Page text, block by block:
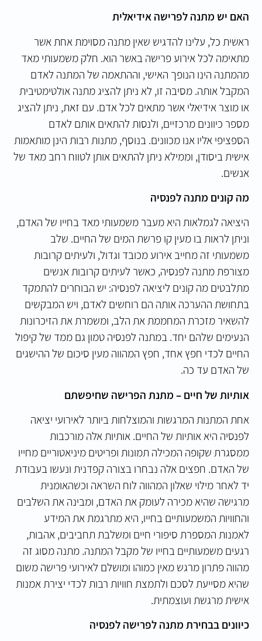
האם יש מתנה לפרישה אידיאלית
ראשית כל, עלינו להדגיש שאין מתנה מסוימת אחת אשר
מתאימה לכל אירוע פרישה באשר הוא. חלק משמעותי מאד
מהמתנה הינו הנופך האישי, וההתאמה של המתנה לאדם
המקבל אותה. מסיבה זו, לא ניתן להציג מתנה אולטימטיבית
או מוצר אידיאלי אשר מתאים לכל אדם. עם זאת, ניתן להציג
מספר כיוונים מרכזיים, ולנסות להתאים אותם לאדם
הספציפי אליו אנו מכוונים. בנוסף, מתנות רבות הינן מותאמות
אישית ביסודן, וממילא ניתן להתאים אותן לטווח רחב מאד של
אנשים.
מה קונים מתנה לפנסיה
היציאה לגמלאות היא מעבר משמעותי מאד בחייו של האדם,
וניתן לראות בו מעין קו פרשת המים של החיים. שלב
משמעותי זה מחייב אירוע מכובד וגדול, ולעיתים קרובות
מצורפת מתנה לפנסיה, כאשר לעיתים קרובות אנשים
מתלבטים מה קונים ליציאה לפנסיה: יש הבוחרים להתמקד
בתחושת ההערכה אותה הם רוחשים לאדם, ויש המבקשים
להשאיר מזכרת המחממת את הלב, ומשמרת את הזיכרונות
הנעימים שלהם יחד. במתנה לפנסיה טמון גם ממד של קיפול
החיים לכדי חפץ אחד, חפץ המהווה מעין סיכום של ההישגים
של האדם עד כה.
אותיות של חיים – מתנת הפרישה שחיפשתם
אחת המתנות המרגשות והמוצלחות ביותר לאירועי יציאה
לפנסיה היאאותיות של החיים. אותיות אלה מורכבות
ממסגרת שקופה המכילה תמונות ופריטים מיניאטוריים מחייו
של האדם. חפצים אלה נבחרו בצורה קפדנית ונעשו בעבודת
יד לאחר מילוי שאלון המהווה לוח השראה וכשהאומנית
מרגישה שהיא מכירה לעומק את האדם, ומבינה את השלבים
והחוויות המשמעותיים בחייו, היא מתרגמת את המידע
לאמנות המספרת סיפורי חיים ומשלבת תחביבים, אהבות,
רגעים משמעותיים בחייו של מקבל המתנה. מתנה מסוג זה
מהווה פתרון מרגש מאין כמוהו ומושלם לאירועי פרישה משום
שהיא מסייעת לסכם ולתמצת חוויות רבות לכדי יצירת אמנות
אישית מרגשת ועוצמתית.
כיוונים בבחירת מתנה לפרישה לפנסיה